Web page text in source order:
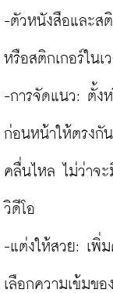
-ตัวหนังสือและส
หรือสติกเกอร์ในเ
-การจัดแนว: ตั้งห
ก่อนหน้าให้ตรงกั
คลื่นไหล ไม่ว่าจะ
วิดีโอ
-แต่งให้สวย: เพิ่
เลือกความเข้มขอ